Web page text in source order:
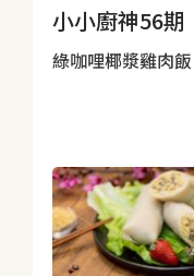
小小廚神56期
綠咖哩椰漿雞肉